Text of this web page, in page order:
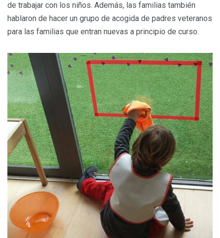
de trabajar con los niños. Además, las familias también
hablaron de hacer un grupo de acogida de padres veteranos
para las familias que entran nuevas a principio de curso.